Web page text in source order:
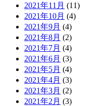
2021年11月 (11)
2021年10月 (4)
2021年9月 (4)
2021年8月 (2)
2021年7月 (4)
2021年6月 (3)
2021年5月 (4)
2021年4月 (3)
2021年3月 (2)
2021年2月 (3)